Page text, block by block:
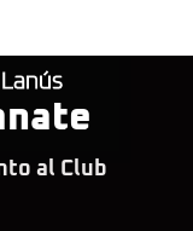
al Club